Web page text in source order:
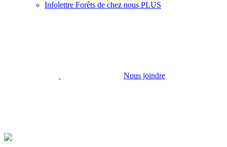
Infolettre Forêts de chez nous PLUS
Nous joindre